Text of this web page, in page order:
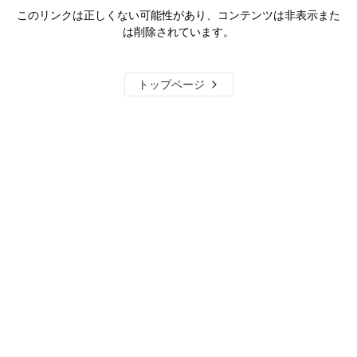
このリンクは正しくない可能性があり、コンテンツは非表示また
は削除されています。
トップページ